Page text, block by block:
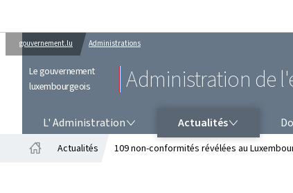
gouvernement.lu Administrations
Le gouvernement
luxembourgeois
Administration de
L' Administration Actualités
ACTUALITÉS
Actualités 109 non-conformités révélées au